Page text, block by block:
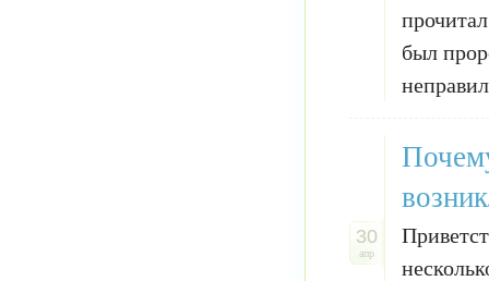
был
30
апр